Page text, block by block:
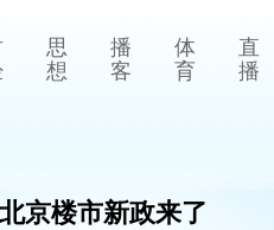
思
想
播
客
体
育
直
播
北京楼市新政来了